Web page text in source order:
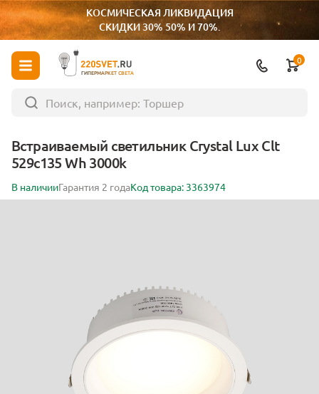
КОСМИЧЕСКАЯ ЛИКВИДАЦИЯ
СКИДКИ 30% 50% И 70%.
ГИПЕРМАРКЕТ СВЕТА
0
Встраиваемый светильник Crystal Lux Clt
529c135 Wh 3000k
В наличииГарантия 2 годаКод товара: 3363974